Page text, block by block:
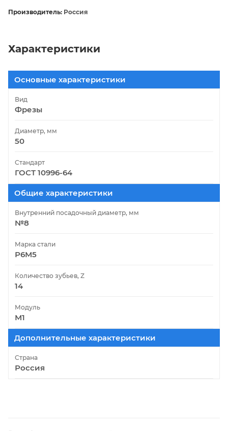
Производитель: Россия
Характеристики
Основные характеристики
Вид
Фрезы
Диаметр, мм
50
Стандарт
ГОСТ 10996-64
Общие характеристики
Внутренний посадочный диаметр, мм
№8
Марка стали
Р6М5
Количество зубьев, Z
14
Модуль
М1
Дополнительные характеристики
Страна
Россия